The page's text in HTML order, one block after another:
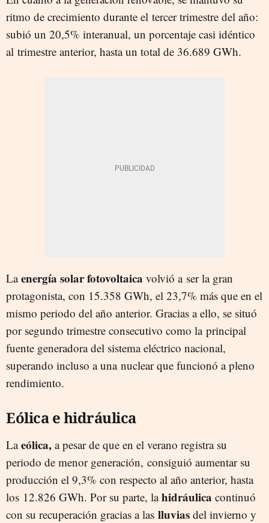
ritmo de crecimiento durante el tercer trimestre del año:
subió un 20,5% interanual, un porcentaje casi idéntico
al trimestre anterior, hasta un total de 36.689 GWh.
Laenergía solar fotovoltaica volvió a ser la gran
protagonista, con 15.358 GWh, el 23,7% más que en el
mismo periodo del año anterior. Gracias a ello, se situó
por segundo trimestre consecutivo como la principal
fuente generadora del sistema eléctrico nacional,
superando incluso a una nuclear que funcionó a pleno
rendimiento.
Eólica e hidráulica
Laeólica, a pesar de que en el verano registra su
periodo de menor generación, consiguió aumentar su
producción el 9,3% con respecto al año anterior, hasta
los 12.826 GWh. Por su parte, lahidráulica continuó
con su recuperación gracias a las lluvias del invierno y